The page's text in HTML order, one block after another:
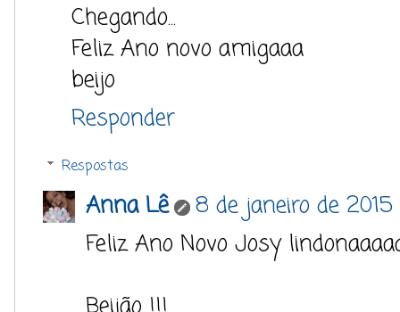
Chegando...
Feliz Ano novo amigaaa
beijo
Responder
Respostas
Anna Lê
8 de janeiro de 2015
Feliz Ano Novo Josy